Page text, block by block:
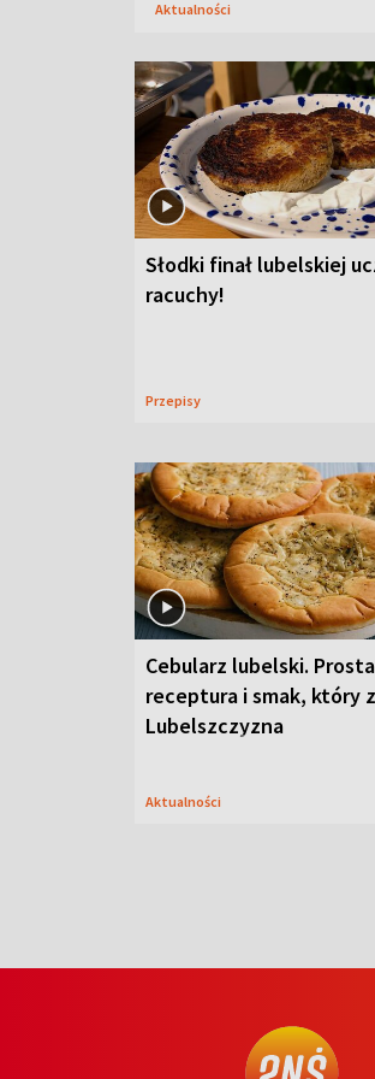
Aktualności
Słodki finał lubelskiej
racuchy!
Przepisy
Cebularz lubelski. Prosta
receptura i smak, który
Lubelszczyzna
Aktualności